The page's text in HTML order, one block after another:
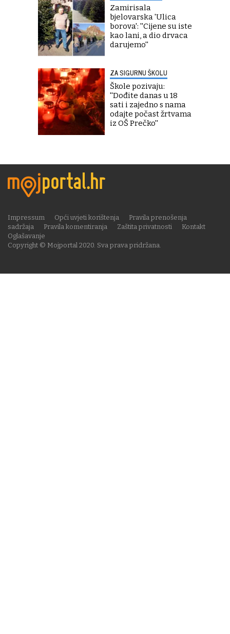
Zamirisala
bjelovarska 'Ulica
borova': ''Cijene su iste
kao lani, a dio drvaca
darujemo''
ZA SIGURNU ŠKOLU
Škole pozivaju:
''Dođite danas u 18
sati i zajedno s nama
odajte počast žrtvama
iz OŠ Prečko''
Copyright © Mojportal 2020. Sva prava pridržana.
Impressum Opći uvjeti korištenja
Pravila prenošenja
sadržaja
Pravila komentiranja Zaštita privatnosti
Kontakt
Oglašavanje